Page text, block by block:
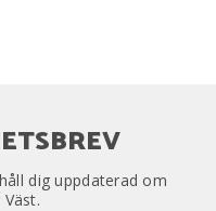
dig uppdaterad om